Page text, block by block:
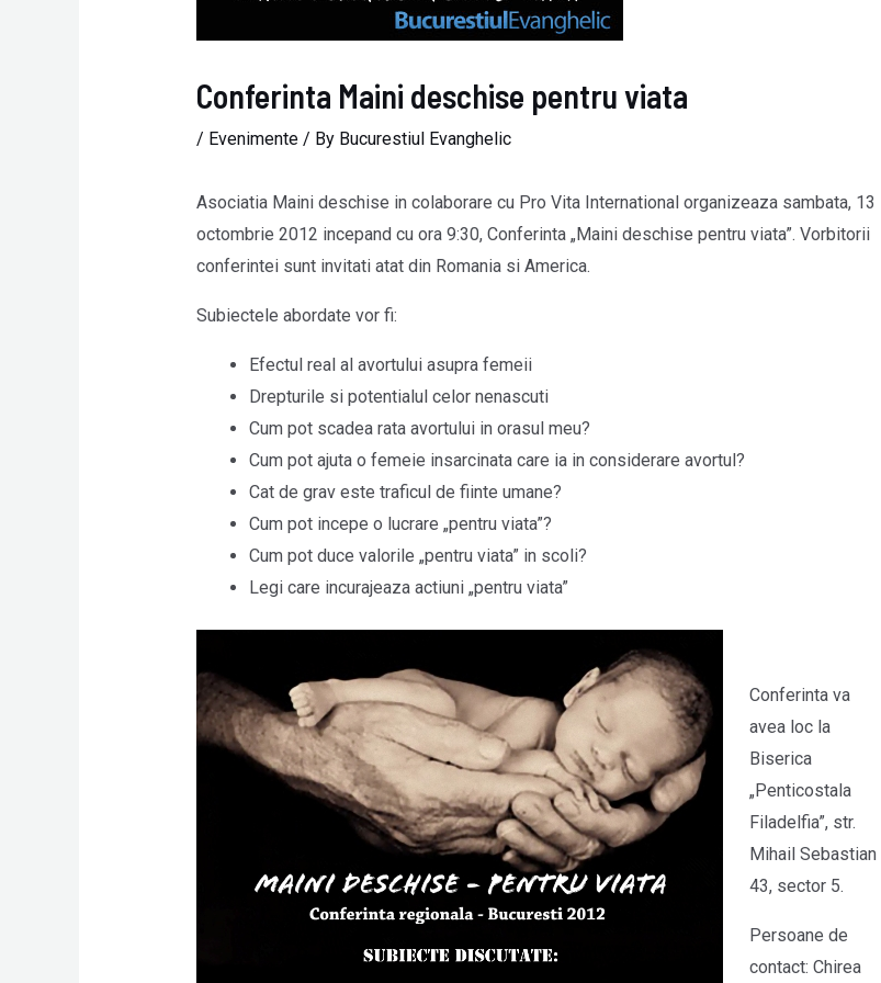
Conferinta Maini deschise pentru viata
/ Evenimente/ By Bucurestiul Evanghelic
Asociatia Maini deschise in colaborare cu Pro Vita International organizeaza sambata, 13
octombrie 2012 incepand cu ora 9:30, Conferinta „Maini deschise pentru viata”. Vorbitorii
conferintei sunt invitati atat din Romania si America.
Subiectele abordate vor fi:
Efectul real al avortului asupra femeii
Drepturile si potentialul celor nenascuti
Cum pot scadea rata avortului in orasul meu?
Cum pot ajuta o femeie insarcinata care ia in considerare avortul?
Cat de grav este traficul de fiinte umane?
Cum pot incepe o lucrare „pentru viata”?
Cum pot duce valorile „pentru viata” in scoli?
Legi care incurajeaza actiuni „pentru viata”
Conferinta va
avea loc la
Biserica
„Penticostala
Filadelfia”, str.
Mihail Sebastian
43, sector 5.
Persoane de
contact: Chirea